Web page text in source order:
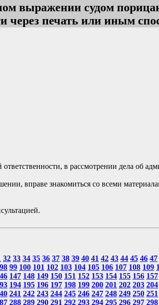
выражении судом
через печать или иным
в рассмотрении дела об
вправе знакомиться со всеми
32 33 34 35 36 37 38 39 40 41 42 43 44 45 46 47
98 99 100 101 102 103 104 105 106 107 108 109
147 148 149 150 151 152 153 154 155 156 157
194 195 196 197 198 199 200 201 202 203 204
241 242 243 244 245 246 247 248 249 250 251
288 289 290 291 292 293 294 295 296 297 298